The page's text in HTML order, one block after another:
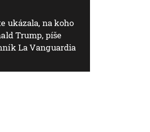
ukázala, na koho
Trump, píše
La Vanguardia